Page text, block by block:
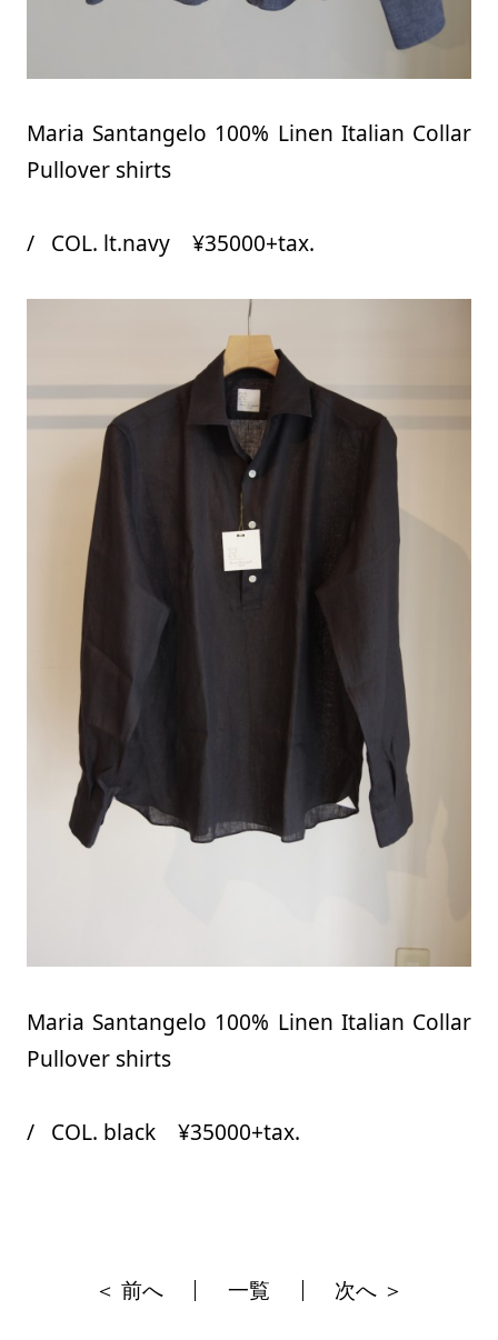
Maria Santangelo 100% Linen Italian Collar
Pullover shirts
/ COL. lt.navy ¥35000+tax.
Maria Santangelo 100% Linen Italian Collar
Pullover shirts
/ COL. black ¥35000+tax.
＜ 前へ 一覧 次へ ＞